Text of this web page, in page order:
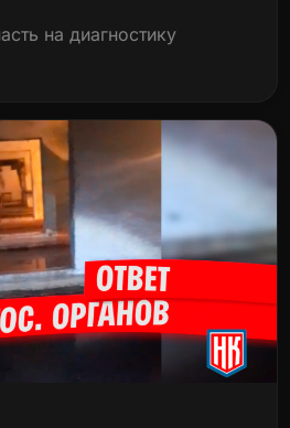
на диагностику